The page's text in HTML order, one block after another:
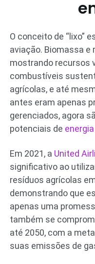
O conceito de “lixo”
aviação. Biomassa
mostrando recursos
combustíveis
agrícolas, e até
antes eram apenas
gerenciados, agora
potenciais de
Em 2021, a United
significativo ao
resíduos agrícolas
demonstrando que
apenas uma
também se
até 2050, com a
suas emissões de